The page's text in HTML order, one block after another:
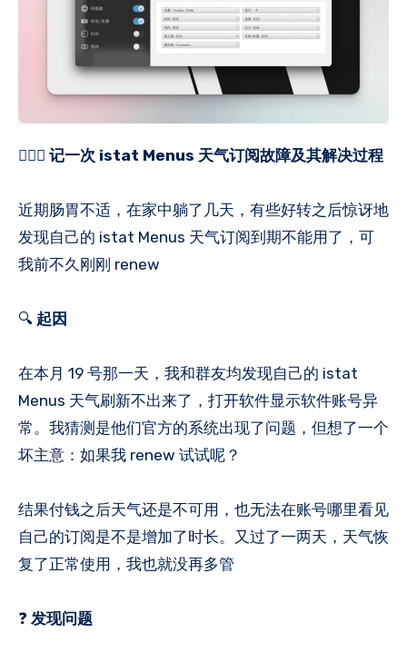
记一次 istat Menus 天气订阅故障及其解决过程
近期肠胃不适，在家中躺了几天，有些好转之后惊讶地
发现自己的 istat Menus 天气订阅到期不能用了，可
我前不久刚刚 renew
🔍 起因
在本月 19 号那一天，我和群友均发现自己的 istat
Menus 天气刷新不出来了，打开软件显示软件账号异
常。我猜测是他们官方的系统出现了问题，但想了一个
坏主意：如果我 renew 试试呢？
结果付钱之后天气还是不可用，也无法在账号哪里看见
自己的订阅是不是增加了时长。又过了一两天，天气恢
复了正常使用，我也就没再多管
❓ 发现问题